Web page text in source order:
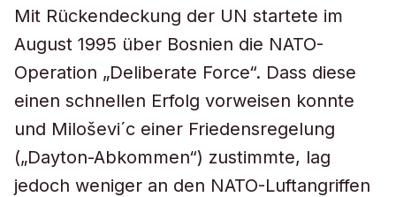
Mit Rückendeckung der UN startete im
August 1995 über Bosnien die NATO-
Operation „Deliberate Force“. Dass diese
einen schnellen Erfolg vorweisen konnte
und Miloševi´c einer Friedensregelung
(„Dayton-Abkommen“) zustimmte, lag
jedoch weniger an den NATO-Luftangriffen